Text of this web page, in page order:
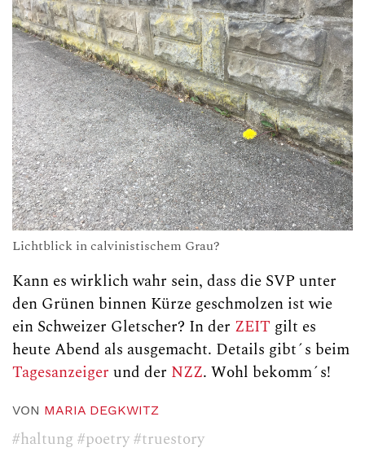
Lichtblick in calvinistischem Grau?
Kann es wirklich wahr sein, dass die SVP unter
den Grünen binnen Kürze geschmolzen ist wie
ein Schweizer Gletscher? In der ZEIT gilt es
heute Abend als ausgemacht. Details gibt´s beim
Tagesanzeiger und der NZZ. Wohl bekomm´s!
VON MARIA DEGKWITZ
#haltung #poetry#truestory